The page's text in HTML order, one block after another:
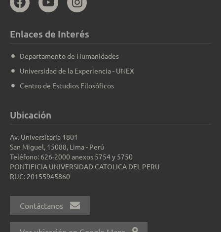
Enlaces de Interés
Departamento de Humanidades
Universidad de la Experiencia - UNEX
Centro de Estudios Filosóficos
Ubicación
Av. Universitaria 1801
San Miguel, 15088, Lima - Perú
Teléfono: 626-2000 anexos 5754 y 5750
PONTIFICIA UNIVERSIDAD CATOLICA DEL PERU
RUC: 20155945860
Contáctanos